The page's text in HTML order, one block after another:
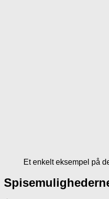
Et enkelt eksempel på